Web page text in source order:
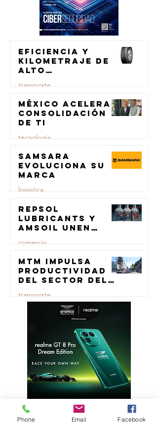
Eficiencia y
kilometraje de
alto
para el
transporte de
carga
transporte
23 jul
México acelera
consolidación
de TI
tecnologia
23 jul
Samsara
evoluciona su
marca
logistica
23 jul
Repsol
Lubricants y
AMSOIL unen
lubricación
comercio
23 jul
MTM impulsa
productividad
del sector del
manufactura
certificada
transporte
Phone Email Facebook